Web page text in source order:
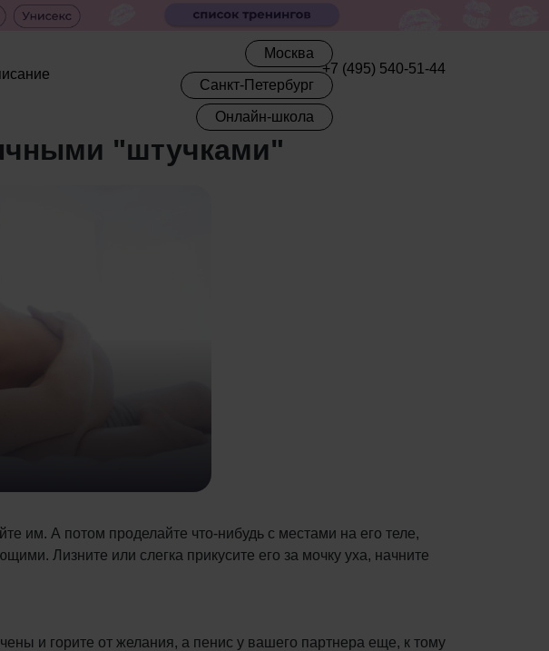
Москва
Санкт-Петербург
Онлайн-школа
+7 (495) 540-51-44
"штучками"
им. А потом проделайте что-нибудь с местами на его теле,
Лизните или слегка прикусите его за мочку уха, начните
и горите от желания, а пенис у вашего партнера еще, к тому